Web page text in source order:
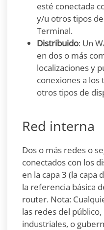
esté conectada
y/u otros tipos
Terminal.
Distribuido: Un
en dos o más
localizaciones y
conexiones a los
otros tipos de
Red interna
Dos o más redes o
conectados con los
en la capa 3 (la capa
la referencia básica
router. Nota:
las redes del
industriales, o